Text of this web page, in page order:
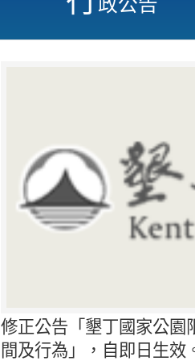
修正公告「墾丁國家公園
間及行為」，自即日生效